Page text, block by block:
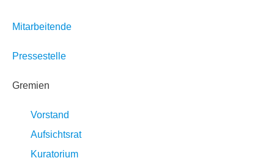
Mitarbeitende
Pressestelle
Gremien
Vorstand
Aufsichtsrat
Kuratorium